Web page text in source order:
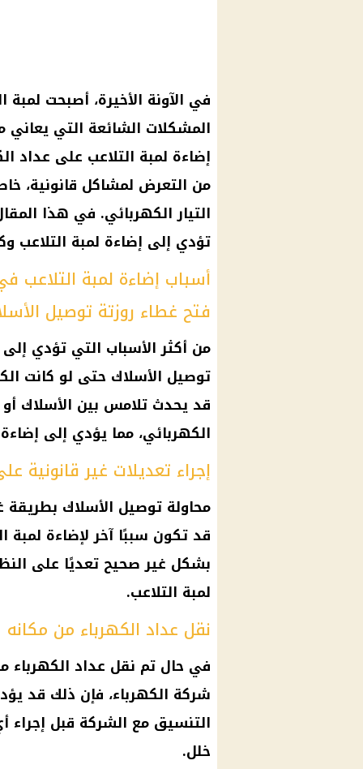
في الآونة الأخيرة، أصبحت
المشكلات الشائعة التي
إضاءة لمبة التلاعب على عداد
من التعرض لمشاكل قانونية،
التيار الكهربائي. في هذا
تؤدي إلى إضاءة لمبة التلاعب
أسباب إضاءة لمبة التلاعب
فتح غطاء روزتة توصيل
من أكثر الأسباب التي تؤدي
توصيل الأسلاك حتى لو كانت
قد يحدث تلامس بين الأسلاك
الكهربائي، مما يؤدي إلى
إجراء تعديلات غير قانونية
محاولة توصيل الأسلاك
قد تكون سببًا آخر لإضاءة لمبة
بشكل غير صحيح تعديًا على
لمبة التلاعب.
نقل عداد الكهرباء من مكانه
في حال تم نقل عداد
شركة الكهرباء، فإن ذلك قد
التنسيق مع الشركة قبل
خلل.